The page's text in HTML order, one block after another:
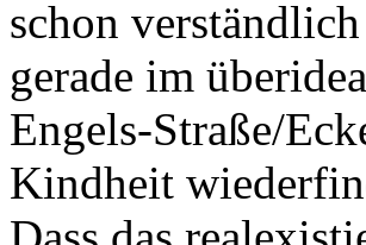
schon
gerade im
Engels-Straße/
Kindheit